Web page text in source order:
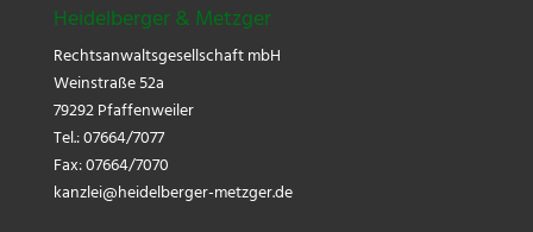
Heidelberger & Metzger
Rechtsanwaltsgesellschaft mbH
Weinstraße 52a
79292 Pfaffenweiler
Tel.: 07664/7077
Fax: 07664/7070
kanzlei@heidelberger-metzger.de